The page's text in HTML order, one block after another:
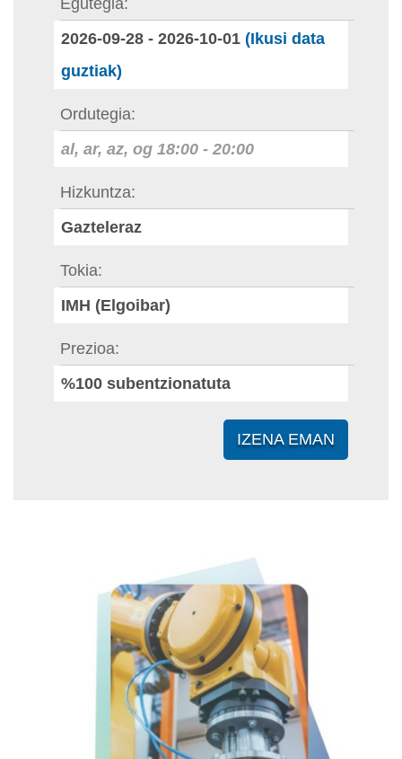
Egutegia
2026-09-28 - 2026-10-01 (Ikusi data
guztiak)
Ordutegia
al, ar, az, og 18:00 - 20:00
Hizkuntza
Gazteleraz
Tokia
IMH (Elgoibar)
Prezioa
%100 subentzionatuta
IZENA EMAN